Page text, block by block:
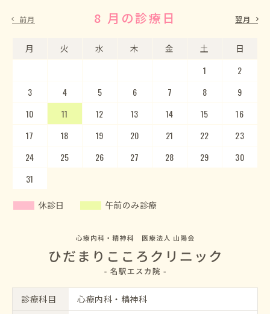
前月 8 月の診療日
月 火 水 木 金 土 日
1
2
3
4 5 6 7 8
9
10
11 12 13 14 15
16
17
18 19 20 21 22
23
24
25 26 27 28 29
30
31
9 月の診療日
月 火 水 木 金 土 日
5
6
7
8 9 10 11 12
13
14
15 16 17 18 19
20
21
22 23 24 25 26
27
28
29 30
翌月
休診日 午前のみ診療
診療科目
心療内科・精神科